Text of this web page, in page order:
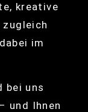
kreative
zugleich
im
bei uns
und Ihnen